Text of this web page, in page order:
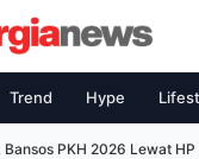
Trend Hype
PKH 2026 Lewat HP